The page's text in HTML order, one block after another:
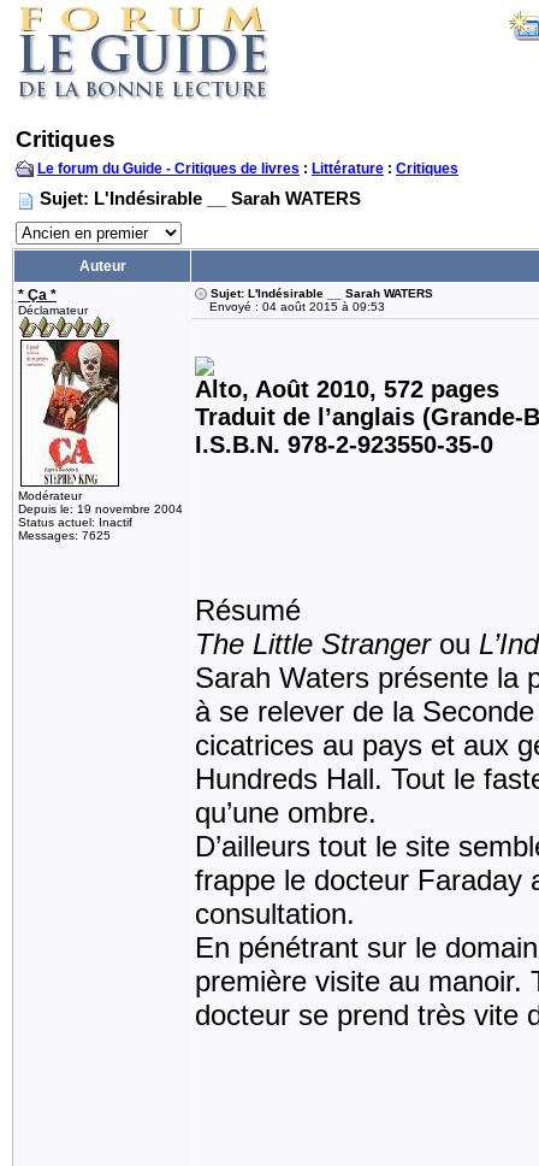
Critiques
Le forum du Guide - Critiques de livres : Littérature : Critiques
Sujet: L'Indésirable __ Sarah WATERS
Auteur
* Ça *
Déclamateur
Modérateur
Depuis le: 19 novembre 2004
Status actuel: Inactif
Messages: 7625
Sujet: L'Indésirable __ Sarah WATERS
Envoyé : 04 août 2015 à 09:53
Alto, Août 2010, 572 pages
Traduit de l’anglais (Grande-
I.S.B.N. 978-2-923550-35-0
Résumé
The Little Strangerou
Sarah Waters présente la
à se relever de la
cicatrices au pays et aux
Hundreds Hall. Tout le
qu’une ombre.
D’ailleurs tout le site
frappe le docteur Faraday
consultation.
En pénétrant sur le
première visite au manoir.
docteur se prend très vite